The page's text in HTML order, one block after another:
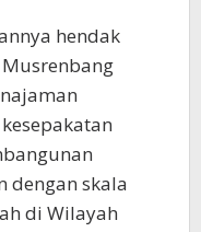
hendak
dengan skala
di Wilayah